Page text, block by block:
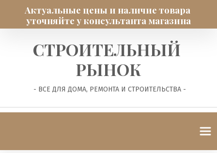
Актуальные цены и наличие товара
уточняйте у консультанта магазина
СТРОИТЕЛЬНЫЙ
РЫНОК
- ВСЕ ДЛЯ ДОМА, РЕМОНТА И СТРОИТЕЛЬСТВА -